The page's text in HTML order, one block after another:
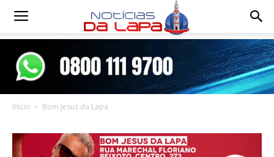
Notícias
Início Bom Jesus da Lapa